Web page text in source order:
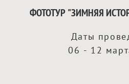
ФОТОТУР "ЗИМНЯЯ
Даты
06 - 12